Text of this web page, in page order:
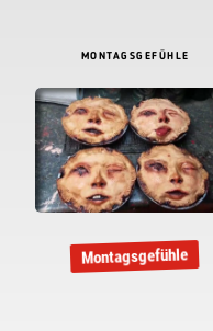
MONTAGSGEFÜHLE
Montagsgefühle